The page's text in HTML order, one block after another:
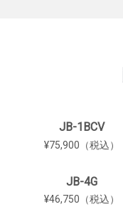
JB-1BCV
¥75,900（税込）
JB-4G
¥46,750（税込）